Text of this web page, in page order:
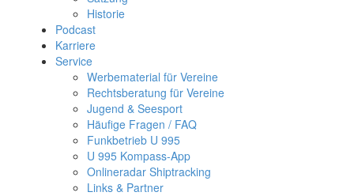
Historie
Podcast
Karriere
Service
Werbematerial für Vereine
Rechtsberatung für Vereine
Jugend & Seesport
Häufige Fragen / FAQ
Funkbetrieb U 995
U 995 Kompass-App
Onlineradar Shiptracking
Links & Partner